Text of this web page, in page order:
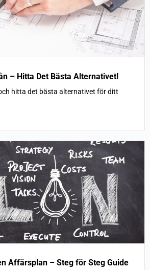
– Hitta Det Bästa Alternativet!
hitta det bästa alternativet för ditt
Affärsplan – Steg för Steg Guide